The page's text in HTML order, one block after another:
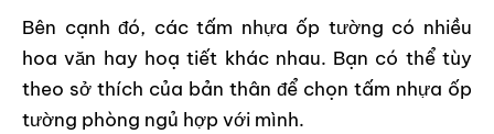
Bên cạnh đó, các tấm nhựa ốp tường có nhiều
hoa văn hay hoạ tiết khác nhau. Bạn có thể tùy
theo sở thích của bản thân để chọn tấm nhựa ốp
tường phòng ngủ hợp với mình.